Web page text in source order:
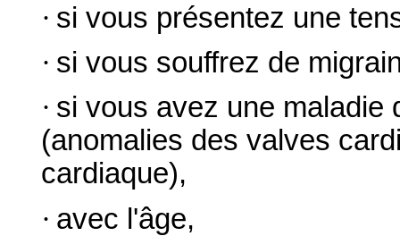
· si vous présentez une
· si vous souffrez de
· si vous avez une
(anomalies des valves
cardiaque),
· avec l'âge,